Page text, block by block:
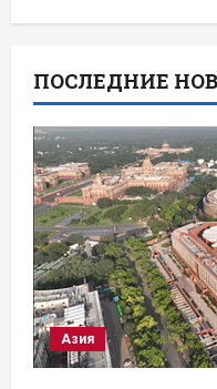
ПОСЛЕДНИЕ
Азия